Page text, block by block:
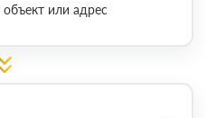
или адрес